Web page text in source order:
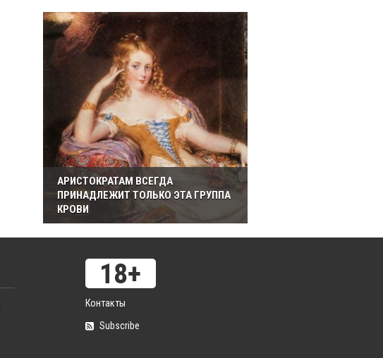
АРИСТОКРАТАМ ВСЕГДА
ПРИНАДЛЕЖИТ ТОЛЬКО ЭТА ГРУППА
КРОВИ
Контакты
Subscribe